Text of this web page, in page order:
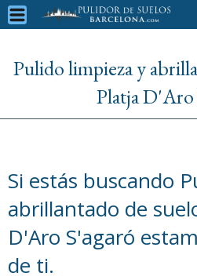
Pulido limpieza y
Platja D'Aro
Si estás buscando
abrillantado de
D'Aro S'agaró
de ti.